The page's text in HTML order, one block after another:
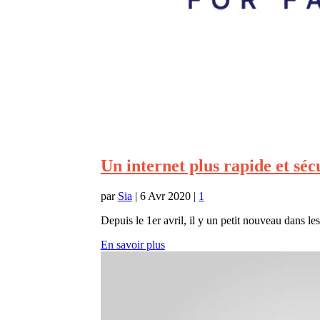
Un internet plus rapide et
par Sia | 6 Avr 2020| 1
Depuis le 1er avril, il y un petit nouveau dans
En savoir plus